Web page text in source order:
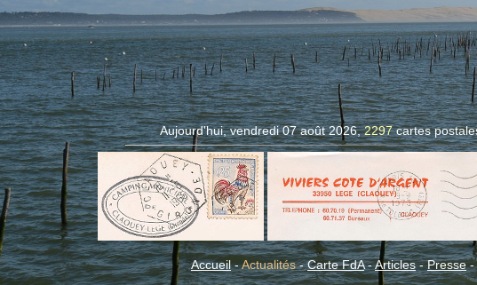
Aujourd'hui, vendredi 07 août 2026,2297cartes
Accueil-Actualités-Carte FdA-Articles-Presse-